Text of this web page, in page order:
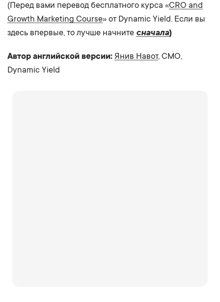
(Перед вами перевод бесплатного курса «CRO and
Growth Marketing Course» от Dynamic Yield. Если вы
здесь впервые, то лучше начните сначала)
Автор английской версии: Янив Навот, CMO,
Dynamic Yield